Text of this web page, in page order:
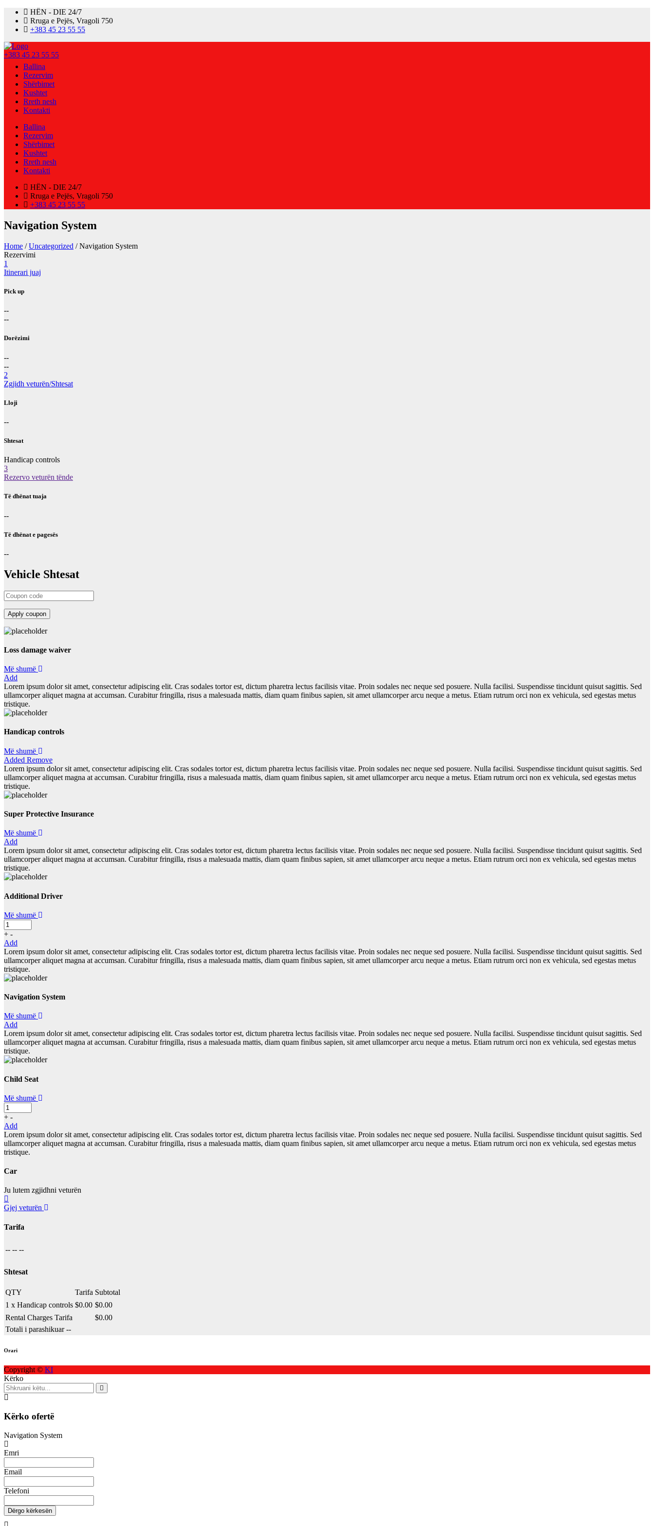
HËN - DIE 24/7
Rruga e Pejës, Vragoli 750
+383 45 23 55 55
+383 45 23 55 55
Ballina
Rezervim
Shërbimet
Kushtet
Rreth nesh
Kontakti
Ballina
Rezervim
Shërbimet
Kushtet
Rreth nesh
Kontakti
HËN - DIE 24/7
Rruga e Pejës, Vragoli 750
+383 45 23 55 55
Navigation System
Home /Uncategorized / Navigation System
Rezervimi
1
Itinerari juaj
Pick up
--
--
Dorëzimi
--
--
2
Zgjidh veturën/Shtesat
Lloji
--
Shtesat
Handicap controls
3
Rezervo veturën tënde
Të dhënat tuaja
--
Të dhënat e pagesës
--
Vehicle Shtesat
Loss damage waiver
Më shumë
Add
Lorem ipsum dolor sit amet, consectetur adipiscing elit. Cras sodales tortor est, dictum pharetra lectus facilisis vitae. Proin sodales nec neque sed posuere. Nulla facilisi. Suspendisse tincidunt quisut sagittis. Sed
ullamcorper aliquet magna at accumsan. Curabitur fringilla, risus a malesuada mattis, diam quam finibus sapien, sit amet ullamcorper arcu neque a metus. Etiam rutrum orci non ex vehicula, sed egestas metus
tristique.
Handicap controls
Më shumë
Added Remove
Lorem ipsum dolor sit amet, consectetur adipiscing elit. Cras sodales tortor est, dictum pharetra lectus facilisis vitae. Proin sodales nec neque sed posuere. Nulla facilisi. Suspendisse tincidunt quisut sagittis. Sed
ullamcorper aliquet magna at accumsan. Curabitur fringilla, risus a malesuada mattis, diam quam finibus sapien, sit amet ullamcorper arcu neque a metus. Etiam rutrum orci non ex vehicula, sed egestas metus
tristique.
Super Protective Insurance
Më shumë
Add
Lorem ipsum dolor sit amet, consectetur adipiscing elit. Cras sodales tortor est, dictum pharetra lectus facilisis vitae. Proin sodales nec neque sed posuere. Nulla facilisi. Suspendisse tincidunt quisut sagittis. Sed
ullamcorper aliquet magna at accumsan. Curabitur fringilla, risus a malesuada mattis, diam quam finibus sapien, sit amet ullamcorper arcu neque a metus. Etiam rutrum orci non ex vehicula, sed egestas metus
tristique.
Additional Driver
Më shumë
+ -
Add
Lorem ipsum dolor sit amet, consectetur adipiscing elit. Cras sodales tortor est, dictum pharetra lectus facilisis vitae. Proin sodales nec neque sed posuere. Nulla facilisi. Suspendisse tincidunt quisut sagittis. Sed
ullamcorper aliquet magna at accumsan. Curabitur fringilla, risus a malesuada mattis, diam quam finibus sapien, sit amet ullamcorper arcu neque a metus. Etiam rutrum orci non ex vehicula, sed egestas metus
tristique.
Navigation System
Më shumë
Add
Lorem ipsum dolor sit amet, consectetur adipiscing elit. Cras sodales tortor est, dictum pharetra lectus facilisis vitae. Proin sodales nec neque sed posuere. Nulla facilisi. Suspendisse tincidunt quisut sagittis. Sed
ullamcorper aliquet magna at accumsan. Curabitur fringilla, risus a malesuada mattis, diam quam finibus sapien, sit amet ullamcorper arcu neque a metus. Etiam rutrum orci non ex vehicula, sed egestas metus
tristique.
Child Seat
Më shumë
+ -
Add
Lorem ipsum dolor sit amet, consectetur adipiscing elit. Cras sodales tortor est, dictum pharetra lectus facilisis vitae. Proin sodales nec neque sed posuere. Nulla facilisi. Suspendisse tincidunt quisut sagittis. Sed
ullamcorper aliquet magna at accumsan. Curabitur fringilla, risus a malesuada mattis, diam quam finibus sapien, sit amet ullamcorper arcu neque a metus. Etiam rutrum orci non ex vehicula, sed egestas metus
tristique.
Car
Ju lutem zgjidhni veturën
Gjej veturën
Tarifa
-- -- --
Shtesat
QTY Tarifa Subtotal
1 x Handicap controls $0.00 $0.00
Rental Charges Tarifa
$0.00
Totali i parashikuar --
Orari
Copyright © KI
Kërko
Kërko ofertë
Navigation System
Emri
Email
Telefoni
Dërgo kërkesën